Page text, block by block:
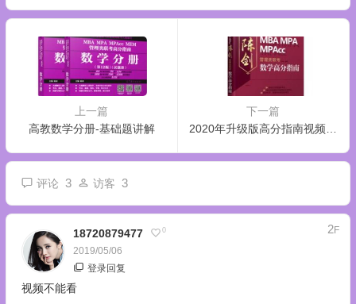
上一篇
高教数学分册-基础题讲解
下一篇
评论 3 访客 3
18720879477 0
2019/05/06
2F
登录回复
视频不能看